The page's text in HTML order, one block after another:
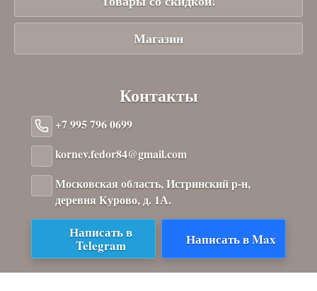
Магазин
Контакты
+7 995 796 0699
kornev.fedor84@gmail.com
Московская область, Истринский р-н,
деревня Курово, д. 1А.
Написать в
Telegram Написать в Max